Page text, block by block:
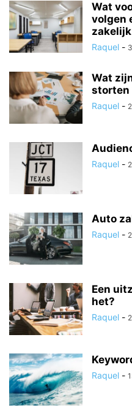
Wat
volgen
Raquel -
Wat
storten
Raquel -
Raquel -
Auto
Raquel -
Een
het?
Raquel -
Raquel -